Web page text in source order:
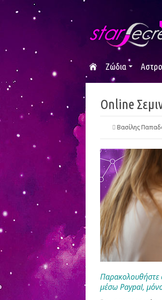
Ζώδια
Online
Βασίλης
Παρακολουθήστε
μέσω Paypal,